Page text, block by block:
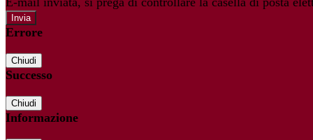
Errore
Chiudi
Successo
Chiudi
Informazione